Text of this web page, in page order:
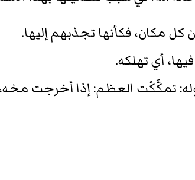
كل مكان، فكأنها تجذبهم إليها.
أي تهلكه.
تمكَّكْت العظم: إذا أخرجت مخه،